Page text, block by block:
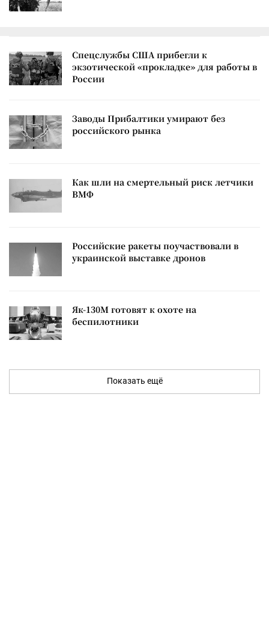
Спецслужбы США прибегли к
экзотической «прокладке» для работы в
России
Заводы Прибалтики умирают без
российского рынка
Как шли на смертельный риск летчики
ВМФ
Российские ракеты поучаствовали в
украинской выставке дронов
Як-130М готовят к охоте на
беспилотники
Показать ещё